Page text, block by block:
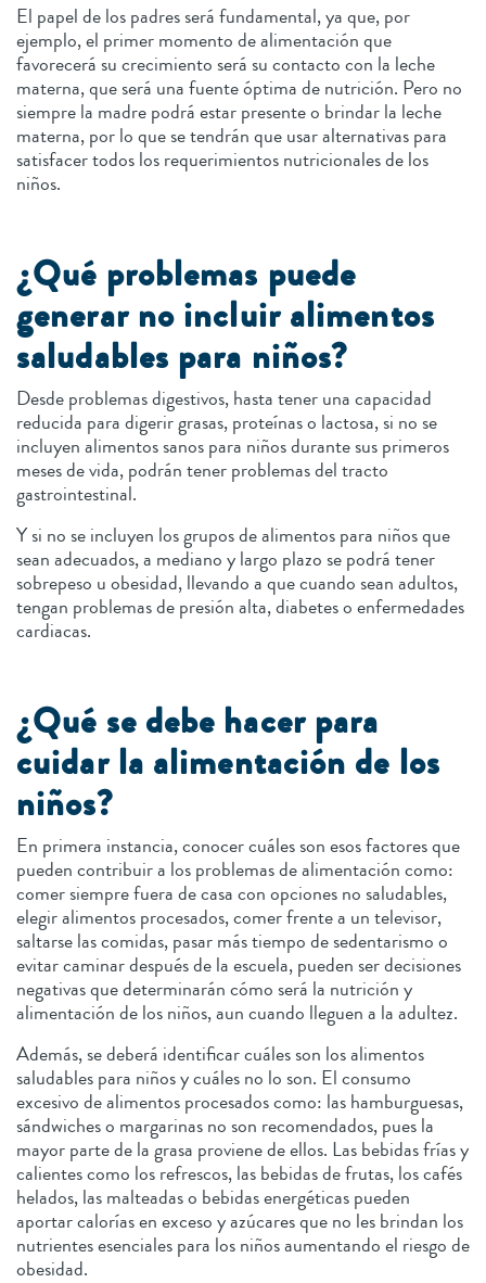
El papel de los padres será fundamental, ya que, por
ejemplo, el primer momento de alimentación que
favorecerá su crecimiento será su contacto con la leche
materna, que será una fuente óptima de nutrición. Pero no
siempre la madre podrá estar presente o brindar la leche
materna, por lo que se tendrán que usar alternativas para
satisfacer todos los requerimientos nutricionales de los
niños.
¿Qué problemas puede
generar no incluir alimentos
saludables para niños?
Desde problemas digestivos, hasta tener una capacidad
reducida para digerir grasas, proteínas o lactosa, si no se
incluyen alimentos sanos para niños durante sus primeros
meses de vida, podrán tener problemas del tracto
gastrointestinal.
Y si no se incluyen los grupos de alimentos para niños que
sean adecuados, a mediano y largo plazo se podrá tener
sobrepeso u obesidad, llevando a que cuando sean adultos,
tengan problemas de presión alta, diabetes o enfermedades
cardiacas.
¿Qué se debe hacer para
cuidar la alimentación de los
niños?
En primera instancia, conocer cuáles son esos factores que
pueden contribuir a los problemas de alimentación como:
comer siempre fuera de casa con opciones no saludables,
elegir alimentos procesados, comer frente a un televisor,
saltarse las comidas, pasar más tiempo de sedentarismo o
evitar caminar después de la escuela, pueden ser decisiones
negativas que determinarán cómo será la nutrición y
alimentación de los niños, aun cuando lleguen a la adultez.
Además, se deberá identificar cuáles son los alimentos
saludables para niños y cuáles no lo son. El consumo
excesivo de alimentos procesados como: las hamburguesas,
sándwiches o margarinas no son recomendados, pues la
mayor parte de la grasa proviene de ellos. Las bebidas frías y
calientes como los refrescos, las bebidas de frutas, los cafés
helados, las malteadas o bebidas energéticas pueden
aportar calorías en exceso y azúcares que no les brindan los
nutrientes esenciales para los niños aumentando el riesgo de
obesidad.